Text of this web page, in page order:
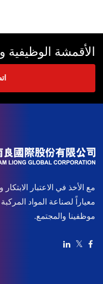
الأقمشة الوظيفية
مع الأخذ في الاعتبار
معياراً لصناعة المواد
موظفينا والمجتمع.